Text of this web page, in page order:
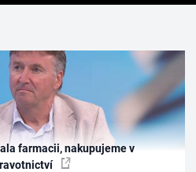
farmacii, nakupujeme v